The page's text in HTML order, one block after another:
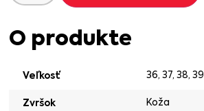
O produkte
Veľkosť 36,37,38,39
Zvršok Koža